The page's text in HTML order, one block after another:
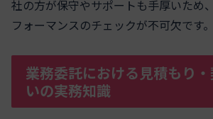
社の方が保守やサポートも手厚いため
フォーマンスのチェックが不可欠です。
業務委託における見積もり
いの実務知識